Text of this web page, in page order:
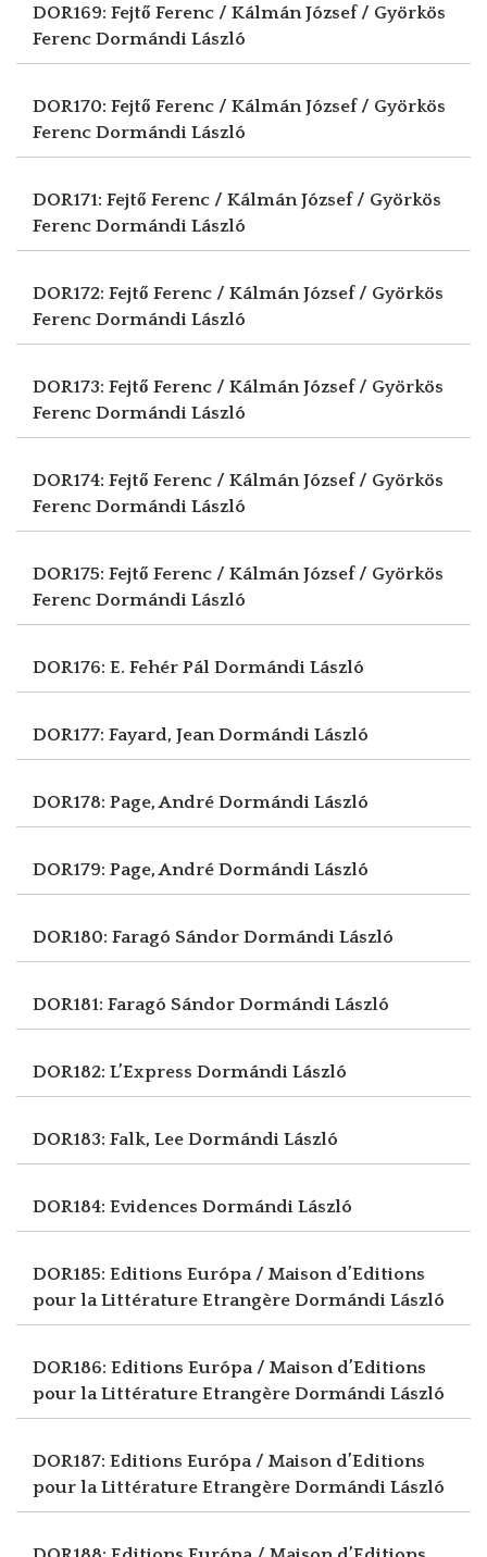
DOR169: Fejtő Ferenc / Kálmán József / Györkös
Ferenc Dormándi László
DOR170: Fejtő Ferenc / Kálmán József / Györkös
Ferenc Dormándi László
DOR171: Fejtő Ferenc / Kálmán József / Györkös
Ferenc Dormándi László
DOR172: Fejtő Ferenc / Kálmán József / Györkös
Ferenc Dormándi László
DOR173: Fejtő Ferenc / Kálmán József / Györkös
Ferenc Dormándi László
DOR174: Fejtő Ferenc / Kálmán József / Györkös
Ferenc Dormándi László
DOR175: Fejtő Ferenc / Kálmán József / Györkös
Ferenc Dormándi László
DOR176: E. Fehér Pál Dormándi László
DOR177: Fayard, JeanDormándi László
DOR178: Page, André Dormándi László
DOR179: Page, André Dormándi László
DOR180: Faragó Sándor Dormándi László
DOR181: Faragó Sándor Dormándi László
DOR182: L’Express Dormándi László
DOR183: Falk, Lee Dormándi László
DOR184: Evidences Dormándi László
DOR185: Editions Európa / Maison d’Editions
pour la Littérature Etrangère Dormándi László
DOR186: Editions Európa / Maison d’Editions
pour la Littérature Etrangère Dormándi László
DOR187: Editions Európa / Maison d’Editions
pour la Littérature Etrangère Dormándi László